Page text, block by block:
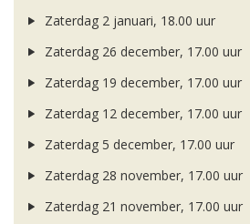
Zaterdag 2 januari, 18.00 uur
Zaterdag 26 december, 17.00 uur
Zaterdag 19 december, 17.00 uur
Zaterdag 12 december, 17.00 uur
Zaterdag 5 december, 17.00 uur
Zaterdag 28 november, 17.00 uur
Zaterdag 21 november, 17.00 uur